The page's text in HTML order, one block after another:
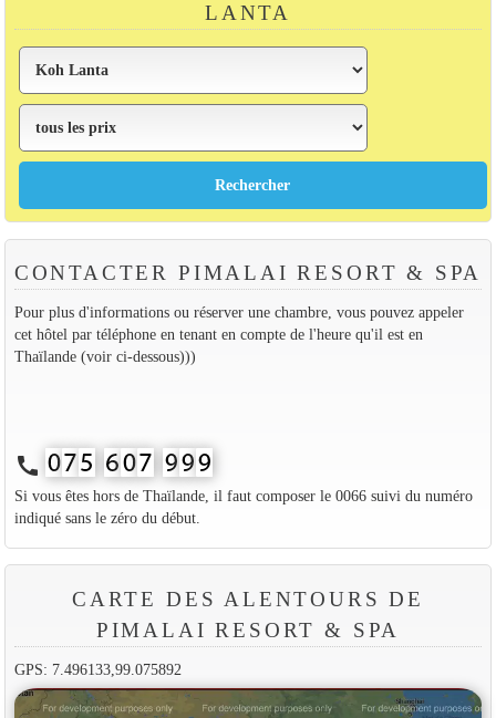
LANTA
CONTACTER PIMALAI RESORT & SPA
Pour plus d'informations ou réserver une chambre, vous pouvez appeler
cet hôtel par téléphone en tenant en compte de l'heure qu'il est en
Thaïlande (voir ci-dessous)))
call
Si vous êtes hors de Thaïlande, il faut composer le 0066 suivi du numéro
indiqué sans le zéro du début.
CARTE DES ALENTOURS DE
PIMALAI RESORT & SPA
GPS: 7.496133,99.075892